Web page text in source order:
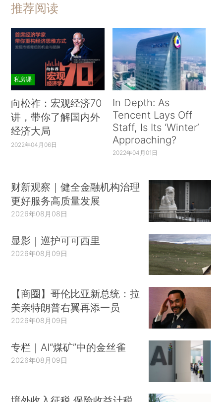
推荐阅读
私房课
向松祚：宏观经济70
讲，带你了解国内外
经济大局
2022年04月06日
In Depth: As
Tencent Lays Off
Staff, Is Its ‘Winter’
Approaching?
2022年04月01日
财新观察｜健全金融机构治理
更好服务高质量发展
2026年08月08日
显影｜巡护可可西里
2026年08月09日
【商圈】哥伦比亚新总统：拉
美亲特朗普右翼再添一员
2026年08月09日
专栏｜AI“煤矿”中的金丝雀
2026年08月09日